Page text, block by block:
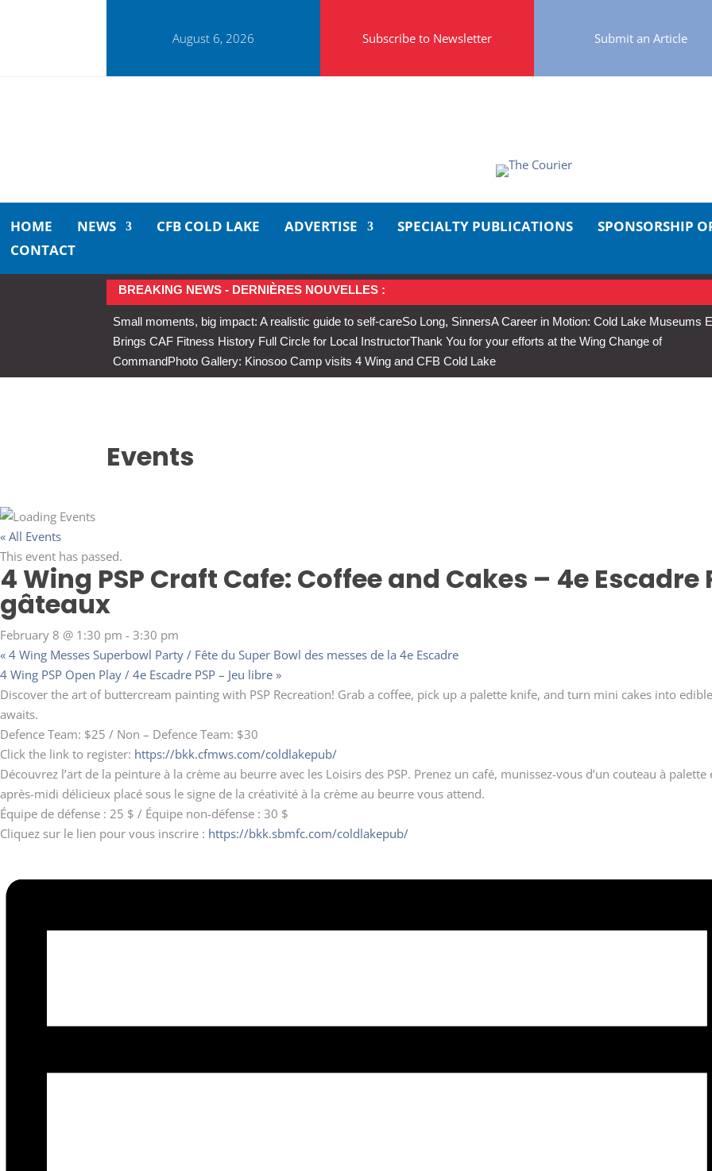
August 6, 2026 Subscribe to Newsletter Submit an Article
HOME NEWS CFB COLD LAKE ADVERTISE SPECIALTY PUBLICATIONS SPONSORSHIP
CONTACT
BREAKING NEWS - DERNIÈRES NOUVELLES :
Small moments, big impact: A realistic guide to self-careSo Long, SinnersA Career in Motion: Cold Lake Museums
Brings CAF Fitness History Full Circle for Local InstructorThank You for your efforts at the Wing Change of
CommandPhoto Gallery: Kinosoo Camp visits 4 Wing and CFB Cold Lake
Events
« All Events
This event has passed.
4 Wing PSP Craft Cafe: Coffee and Cakes – 4e Escadre
gâteaux
February 8 @ 1:30 pm - 3:30 pm
« 4 Wing Messes Superbowl Party / Fête du Super Bowl des messes de la 4e Escadre
4 Wing PSP Open Play / 4e Escadre PSP – Jeu libre »
Discover the art of buttercream painting with PSP Recreation! Grab a coffee, pick up a palette knife, and turn mini cakes into
awaits.
Defence Team: $25 / Non – Defence Team: $30
Click the link to register: https://bkk.cfmws.com/coldlakepub/
Découvrez l’art de la peinture à la crème au beurre avec les Loisirs des PSP. Prenez un café, munissez-vous d’un couteau à
après-midi délicieux placé sous le signe de la créativité à la crème au beurre vous attend.
Équipe de défense : 25 $ / Équipe non-défense : 30 $
Cliquez sur le lien pour vous inscrire : https://bkk.sbmfc.com/coldlakepub/